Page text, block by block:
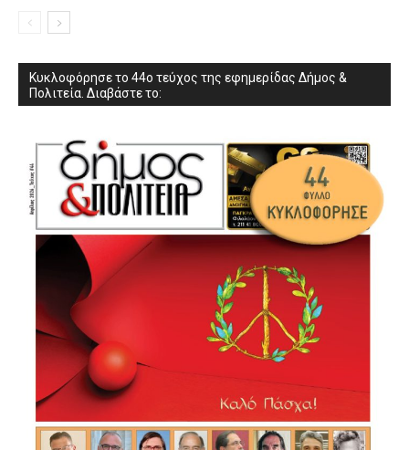
Κυκλοφόρησε το 44ο τεύχος της εφημερίδας Δήμος &
Πολιτεία. Διαβάστε το: